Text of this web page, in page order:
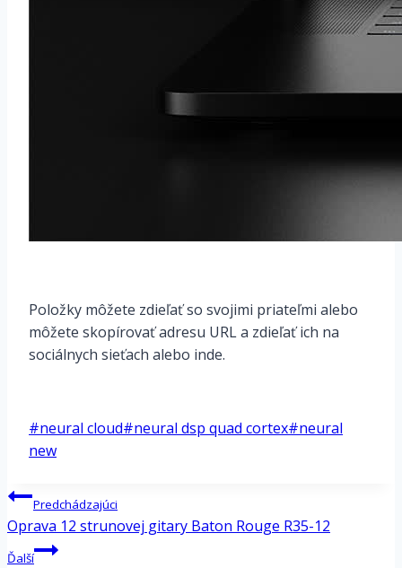
Položky môžete zdieľať so svojimi priateľmi alebo
môžete skopírovať adresu URL a zdieľať ich na
sociálnych sieťach alebo inde.
Post
Tags:
#neural cloud#neural dsp quad cortex#neural
new
Navigácia
v
článku
Predchádzajúci
Oprava 12 strunovej gitary Baton Rouge R35-12
Ďalší